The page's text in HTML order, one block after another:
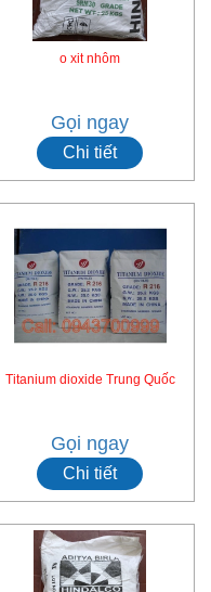
o xit nhôm
Gọi ngay
Chi tiết
Titanium dioxide Trung Quốc
Gọi ngay
Chi tiết